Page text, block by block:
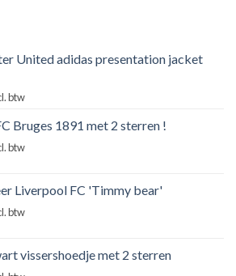
United adidas presentation jacket
btw
Bruges 1891 met 2 sterren !
btw
Liverpool FC 'Timmy bear'
btw
vissershoedje met 2 sterren